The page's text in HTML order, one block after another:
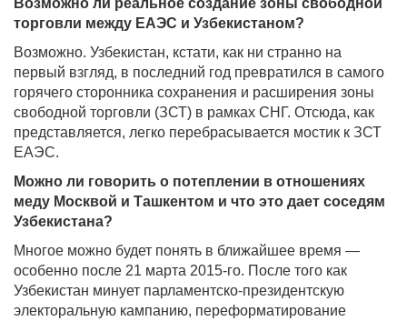
торговли между ЕАЭС и Узбекистаном?
Возможно. Узбекистан, кстати, как ни странно на
первый взгляд, в последний год превратился в самого
горячего сторонника сохранения и расширения зоны
свободной торговли (ЗСТ) в рамках СНГ. Отсюда, как
представляется, легко перебрасывается мостик к ЗСТ
ЕАЭС.
Можно ли говорить о потеплении в отношениях
меду Москвой и Ташкентом и что это дает соседям
Узбекистана?
Многое можно будет понять в ближайшее время —
особенно после 21 марта 2015-го. После того как
Узбекистан минует парламентско-президентскую
электоральную кампанию, переформатирование